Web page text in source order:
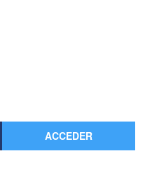
ACCEDER